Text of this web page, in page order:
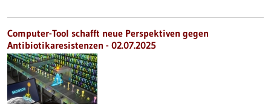
Computer-Tool schafft neue Perspektiven gegen
Antibiotikaresistenzen - 02.07.2025